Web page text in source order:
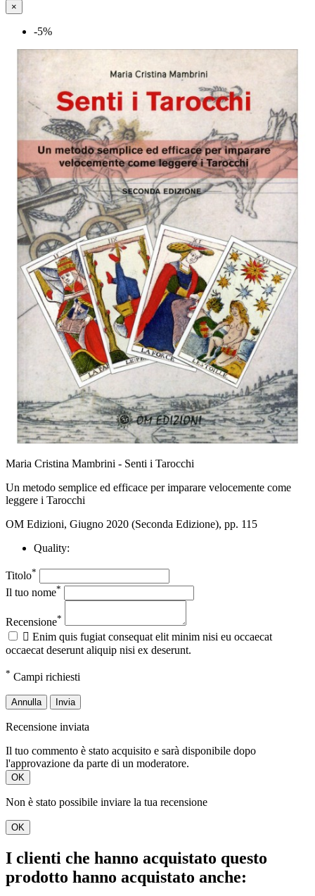
×
-5%
Maria Cristina Mambrini - Senti i Tarocchi
Un metodo semplice ed efficace per imparare velocemente come
leggere i Tarocchi
OM Edizioni, Giugno 2020 (Seconda Edizione), pp. 115
Quality:
Titolo*
Il tuo nome*
Recensione*
 Enim quis fugiat consequat elit minim nisi eu occaecat
occaecat deserunt aliquip nisi ex deserunt.
* Campi richiesti
Annulla Invia
Recensione inviata
Il tuo commento è stato acquisito e sarà disponibile dopo
l'approvazione da parte di un moderatore.
OK
Non è stato possibile inviare la tua recensione
OK
I clienti che hanno acquistato questo
prodotto hanno acquistato anche: